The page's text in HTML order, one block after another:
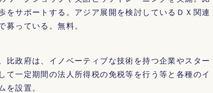
をサポートする。アジア展開を検討しているＤＸ関連
っている。無料。
比政府は、イノベーティブな技術を持つ企業やスター
て一定期間の法人所得税の免税等を行う等と各種のイ
設置。